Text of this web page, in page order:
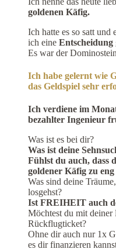
goldenen Käfig.
Ich hatte es so satt und
ich eine Entscheidung
Es war der
Ich habe gelernt wie
das Geldspiel sehr
Ich verdiene im
bezahlter Ingenieur
Was ist es bei dir?
Was ist deine
Fühlst du auch, dass
goldener Käfig zu
Was sind deine
losgehst?
Ist FREIHEIT auch
Möchtest du mit deiner
Rückflugticket?
Ohne dir auch nur 1x
es dir finanzieren